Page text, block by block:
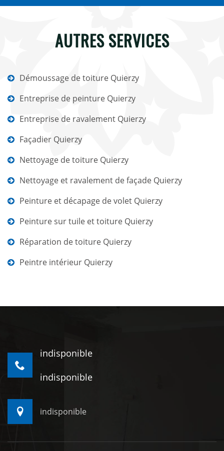
AUTRES SERVICES
Démoussage de toiture Quierzy
Entreprise de peinture Quierzy
Entreprise de ravalement Quierzy
Façadier Quierzy
Nettoyage de toiture Quierzy
Nettoyage et ravalement de façade Quierzy
Peinture et décapage de volet Quierzy
Peinture sur tuile et toiture Quierzy
Réparation de toiture Quierzy
Peintre intérieur Quierzy
indisponible
indisponible
indisponible